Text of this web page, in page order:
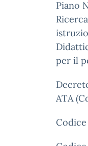
Piano
per il
ATA